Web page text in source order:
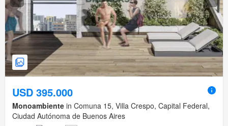
USD 395.000
Monoambiente in Comuna 15, Villa Crespo, Capital Federal,
Ciudad Autónoma de Buenos Aires